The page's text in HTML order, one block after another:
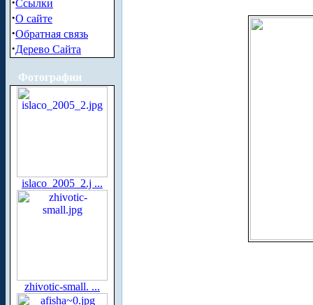
Ссылки
·О сайте
·Обратная связь
·Дерево Сайта
Фотографии
islaco_2005_2.j ...
zhivotic-small. ...